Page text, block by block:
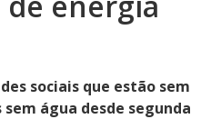
sociais que estão sem
água desde segunda